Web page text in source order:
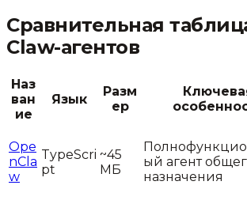
Сравнительная
Claw-агентов
Наз
ван
ие
Язык
Разм
ер
Ope
nCla
w
TypeScri
pt
~45
МБ
ый агент
назначения